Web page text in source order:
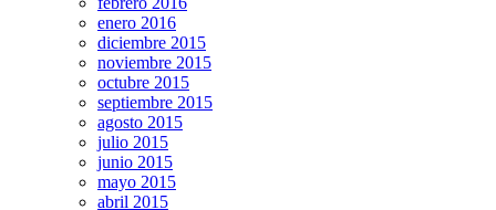
enero 2016
diciembre 2015
noviembre 2015
octubre 2015
septiembre 2015
agosto 2015
julio 2015
junio 2015
mayo 2015
abril 2015